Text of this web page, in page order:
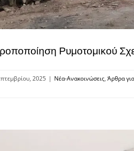
Ρυμοτομικού
2025 | Νέα-Ανακοινώσεις, Άρθρα